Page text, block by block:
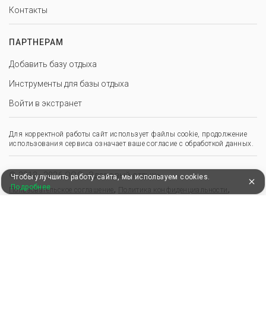
Контакты
ПАРТНЕРАМ
Добавить базу отдыха
Инструменты для базы отдыха
Войти в экстранет
Для корректной работы сайт использует файлы cookie, продолжение
использования сервиса означает ваше согласие с обработкой данных.
© 2013–2026 ООО «Здоровый отдых»
Пользовательское соглашение , Политика конфиденциальности ,
Чтобы улучшить работу сайта, мы используем cookies.
Подробнее